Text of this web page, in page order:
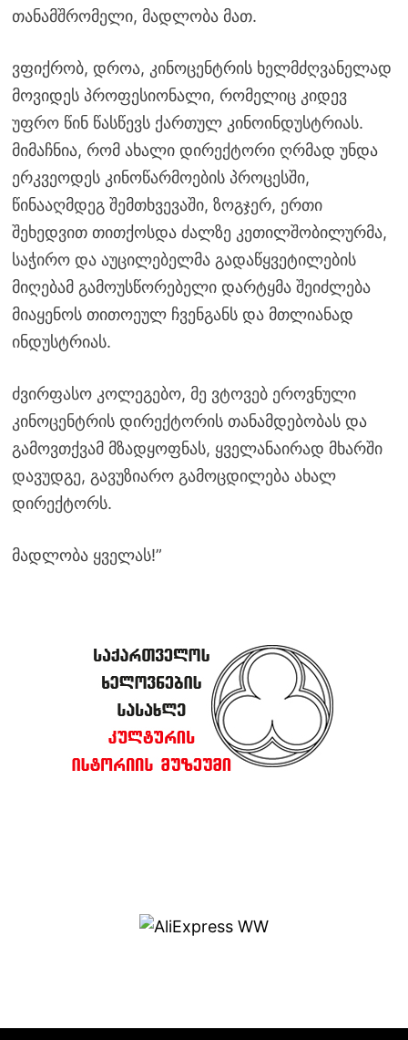
თანამშრომელი, მადლობა მათ.
ვფიქრობ, დროა, კინოცენტრის ხელმძღვანელად
მოვიდეს პროფესიონალი, რომელიც კიდევ
უფრო წინ წასწევს ქართულ კინოინდუსტრიას.
მიმაჩნია, რომ ახალი დირექტორი ღრმად უნდა
ერკვეოდეს კინოწარმოების პროცესში,
წინააღმდეგ შემთხვევაში, ზოგჯერ, ერთი
შეხედვით თითქოსდა ძალზე კეთილშობილურმა,
საჭირო და აუცილებელმა გადაწყვეტილების
მიღებამ გამოუსწორებელი დარტყმა შეიძლება
მიაყენოს თითოეულ ჩვენგანს და მთლიანად
ინდუსტრიას.
ძვირფასო კოლეგებო, მე ვტოვებ ეროვნული
კინოცენტრის დირექტორის თანამდებობას და
გამოვთქვამ მზადყოფნას, ყველანაირად მხარში
დავუდგე, გავუზიარო გამოცდილება ახალ
დირექტორს.
მადლობა ყველას!”